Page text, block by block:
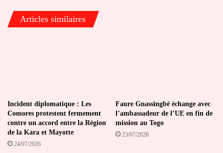
les
plus
Articles similaires
Incident diplomatique : Les
Comores protestent fermement
contre un accord entre la Région
de la Kara et Mayotte
24/07/2026
Faure Gnassingbé échange avec
l’ambassadeur de l’UE en fin de
mission au Togo
23/07/2026